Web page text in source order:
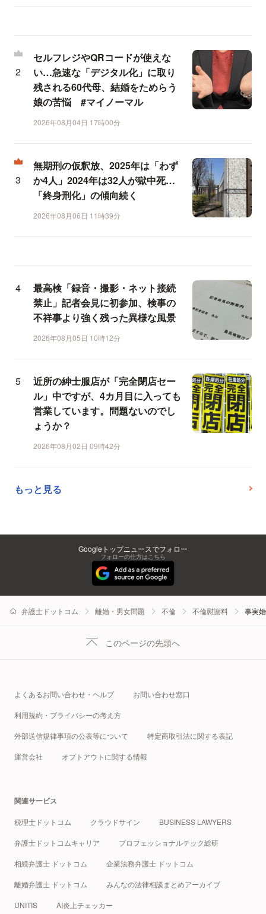
セルフレジやQRコードが使えな
い…急速な「デジタル化」に取り
残される60代母、結婚をためらう
娘の苦悩 #マイノーマル
2026年08月04日 17時00分
無期刑の仮釈放、2025年は「わず
か4人」2024年は32人が獄中死…
「終身刑化」の傾向続く
2026年08月06日 11時39分
最高検「録音・撮影・ネット接続
禁止」記者会見に初参加、検事の
不祥事より強く残った異様な風景
2026年08月05日 10時12分
近所の紳士服店が「完全閉店セー
ル」中ですが、4カ月目に入っても
営業しています。問題ないのでし
ょうか？
2026年08月02日 09時42分
もっと見る
Googleトップニュースでフォロー
フォローの仕方はこちら
弁護士ドットコム 離婚・男女問題 不倫 不倫慰謝料 事実
このページの先頭へ
よくあるお問い合わせ・ヘルプ お問い合わせ窓口
利用規約・プライバシーの考え方
外部送信規律事項の公表等について 特定商取引法に関する表記
運営会社 オプトアウトに関する情報
関連サービス
税理士ドットコム クラウドサイン BUSINESS LAWYERS
弁護士ドットコムキャリア プロフェッショナルテック総研
相続弁護士 ドットコム 企業法務弁護士 ドットコム
離婚弁護士 ドットコム みんなの法律相談まとめアーカイブ
UNITIS AI炎上チェッカー